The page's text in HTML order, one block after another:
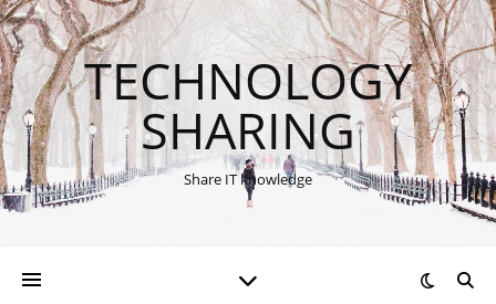
TECHNOLOGY
SHARING
Share IT knowledge